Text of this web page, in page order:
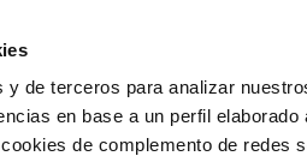
y de terceros para analizar
en base a un perfil
de complemento de
Tu Servicio Tu Agua